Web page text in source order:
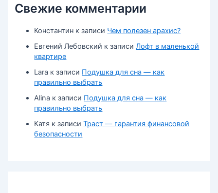
Свежие комментарии
Константин к записи Чем полезен арахис?
Евгений Лебовский к записиЛофт в маленькой
квартире
Lara к записи Подушка для сна — как
правильно выбрать
Alina к записи Подушка для сна — как
правильно выбрать
Катя к записиТраст — гарантия финансовой
безопасности